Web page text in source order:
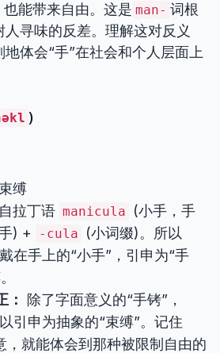
能带来自由。这是 man- 词根
寻味的反差。理解这对反义
体会“手”在社会和个人层面上
)
缚
拉丁语 manicula
(小手，手
) + -cula (小词缀)。所以
在手上的“小手”，引申为“手
：
除了字面意义的“手铐”，
引申为抽象的“束缚”。记住
，就能体会到那种被限制自由的